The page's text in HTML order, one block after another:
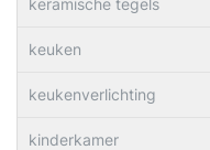
keramische tegels
keuken
keukenverlichting
kinderkamer